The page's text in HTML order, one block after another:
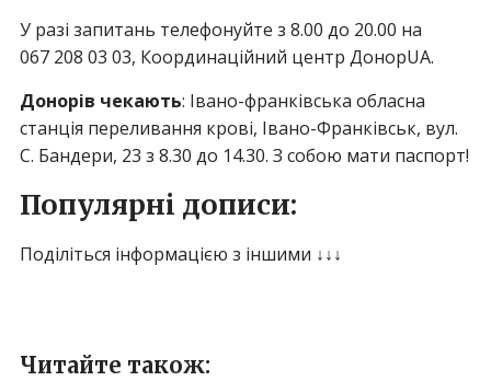
У разі запитань телефонуйте з 8.00 до 20.00 на
067 208 03 03, Координаційний центр ДонорUA.
Донорів чекають: Івано-франківська обласна
станція переливання крові, Івано-Франківськ, вул.
С. Бандери, 23 з 8.30 до 14.30. З собою мати паспорт!
Популярні дописи:
Поділіться інформацією з іншими ↓↓↓
Читайте також: